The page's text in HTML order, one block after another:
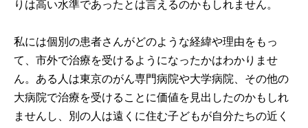
りは高い水準であったとは言えるのかもしれません。
私には個別の患者さんがどのような経緯や理由をもっ
て、市外で治療を受けるようになったかはわかりませ
ん。ある人は東京のがん専門病院や大学病院、その他の
大病院で治療を受けることに価値を見出したのかもしれ
ませんし、別の人は遠くに住む子どもが自分たちの近く